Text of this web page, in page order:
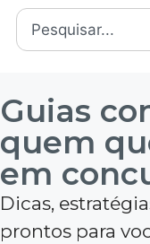
Guias
quem
em
Dicas,
prontos para